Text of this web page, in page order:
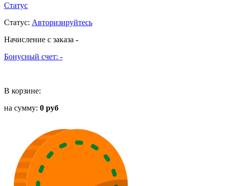
Статус
Статус: Авторизируйтесь
Начисление с заказа -
Бонусный счет: -
В корзине:
на сумму: 0 руб